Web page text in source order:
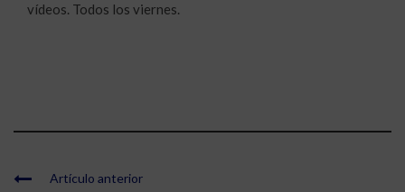
vídeos. Todos los viernes.
Artículo anterior